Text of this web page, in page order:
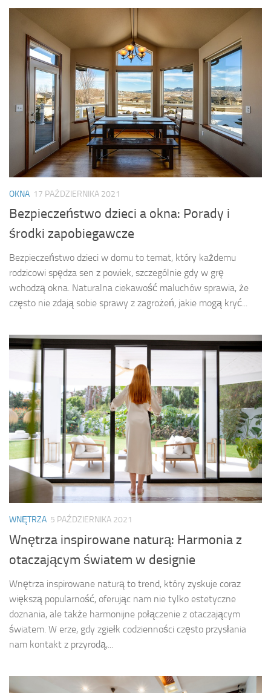
OKNA 17 PAŹDZIERNIKA 2021
Bezpieczeństwo dzieci a okna: Porady i
środki zapobiegawcze
Bezpieczeństwo dzieci w domu to temat, który każdemu
rodzicowi spędza sen z powiek, szczególnie gdy w grę
wchodzą okna. Naturalna ciekawość maluchów sprawia, że
często nie zdają sobie sprawy z zagrożeń, jakie mogą kryć...
WNĘTRZA 5 PAŹDZIERNIKA 2021
Wnętrza inspirowane naturą: Harmonia z
otaczającym światem w designie
Wnętrza inspirowane naturą to trend, który zyskuje coraz
większą popularność, oferując nam nie tylko estetyczne
doznania, ale także harmonijne połączenie z otaczającym
światem. W erze, gdy zgiełk codzienności często przysłania
nam kontakt z przyrodą,...